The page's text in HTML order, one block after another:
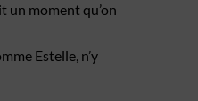
un moment qu’on
Estelle, n’y